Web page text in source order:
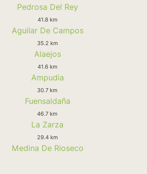
Pedrosa Del Rey
41.8 km
Aguilar De Campos
35.2 km
Alaejos
41.6 km
Ampudia
30.7 km
Fuensaldaña
46.7 km
La Zarza
29.4 km
Medina De Rioseco